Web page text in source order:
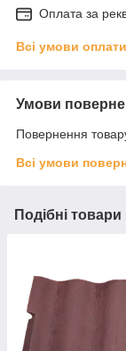
Оплата за
Всі умови оплати
Умови
Повернення
Всі умови
Подібні товари